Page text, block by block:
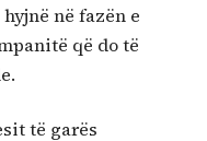
në fazën e
që do të
të garës